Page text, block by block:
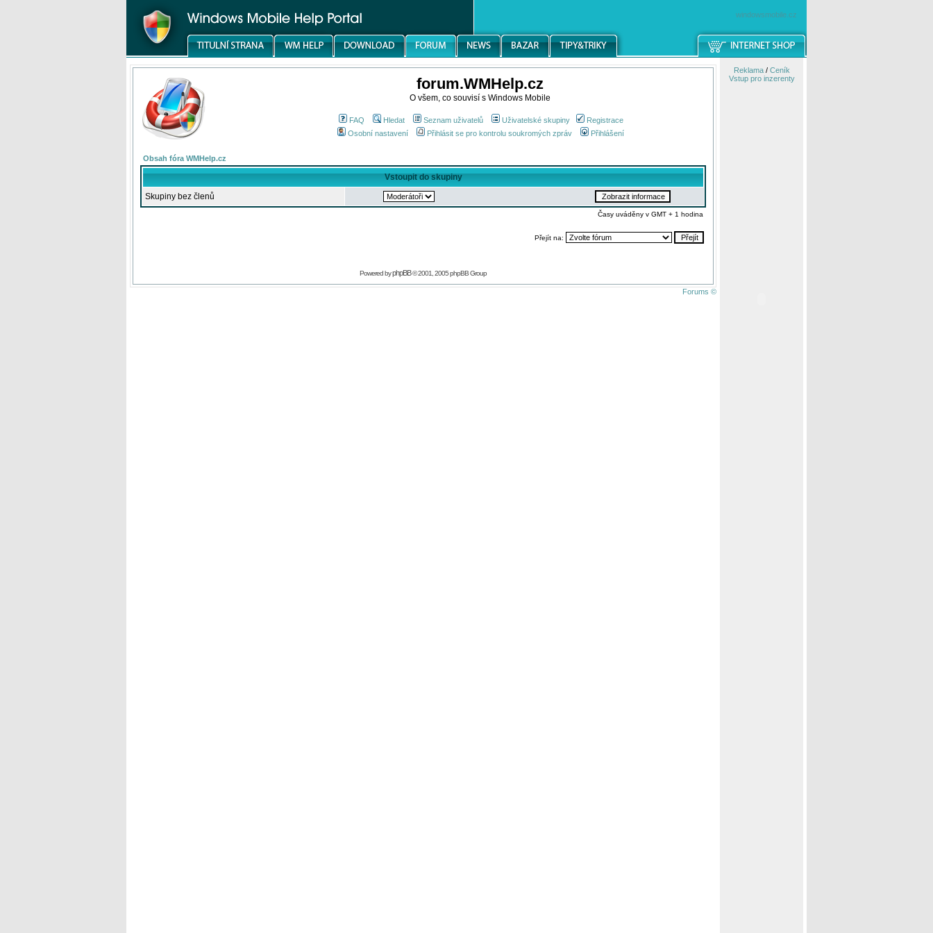
windowsmobile.cz
forum.WMHelp.cz
O všem, co souvisí s Windows Mobile
FAQ Hledat Seznam uživatelů Uživatelské skupiny
Registrace
Osobní nastavení
Přihlásit se pro kontrolu soukromých zpráv Přihlášení
Obsah fóra WMHelp.cz
Vstoupit do skupiny
Skupiny bez členů
Časy uváděny v GMT + 1 hodina
Přejít na:
Powered byphpBB© 2001, 2005 phpBB Group
Forums ©
Reklama/ Ceník
Vstup pro inzerenty